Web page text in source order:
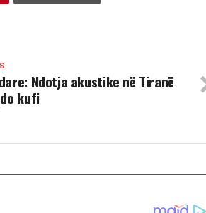
Ndotja akustike në Tiranë
kufi